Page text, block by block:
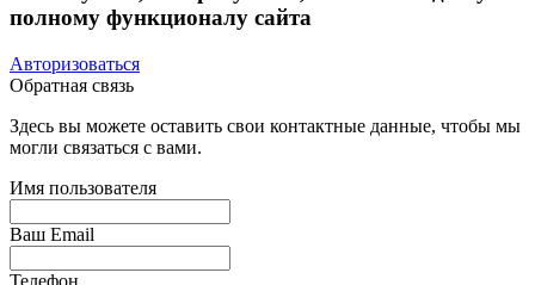
полному функционалу сайта
Авторизоваться
Обратная связь
Здесь вы можете оставить свои контактные данные, чтобы мы
могли связаться с вами.
Имя пользователя
Ваш Email
Телефон